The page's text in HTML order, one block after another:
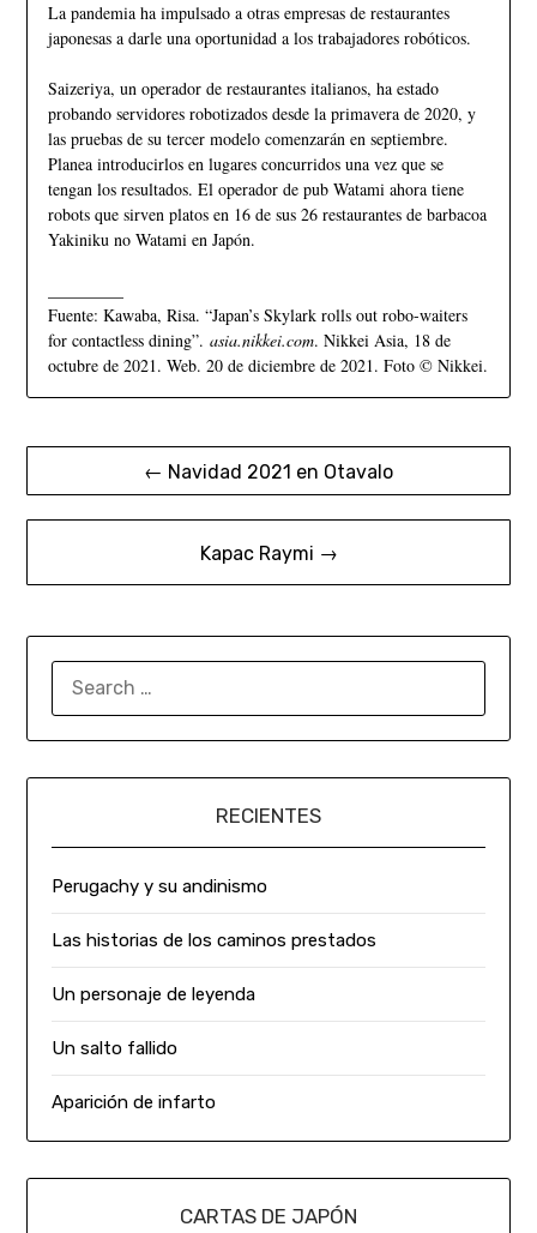
La pandemia ha impulsado a otras empresas de restaurantes
japonesas a darle una oportunidad a los trabajadores robóticos.
Saizeriya, un operador de restaurantes italianos, ha estado
probando servidores robotizados desde la primavera de 2020, y
las pruebas de su tercer modelo comenzarán en septiembre.
Planea introducirlos en lugares concurridos una vez que se
tengan los resultados. El operador de pub Watami ahora tiene
robots que sirven platos en 16 de sus 26 restaurantes de barbacoa
Yakiniku no Watami en Japón.
Fuente: Kawaba, Risa. “Japan’s Skylark rolls out robo-waiters
for contactless dining”. asia.nikkei.com. Nikkei Asia, 18 de
octubre de 2021. Web. 20 de diciembre de 2021. Foto © Nikkei.
← Navidad 2021 en Otavalo
Kapac Raymi →
RECIENTES
Perugachy y su andinismo
Las historias de los caminos prestados
Un personaje de leyenda
Un salto fallido
Aparición de infarto
CARTAS DE JAPÓN